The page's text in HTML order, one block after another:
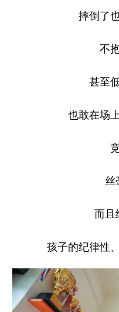
摔倒了
不
甚至
也敢在场
丝
而且
孩子的纪律性